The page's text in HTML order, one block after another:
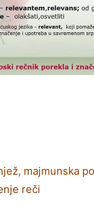
majmunska
reči